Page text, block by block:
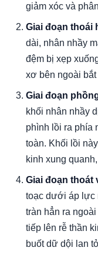
giảm xóc và
Giai đoạn thoái
dài, nhân nhầy
đệm bị xẹp
xơ bên ngoài
Giai đoạn
khối nhân nhầy
phình lồi ra phía
toàn. Khối lồi
kinh xung
Giai đoạn thoát
toạc dưới áp lực
tràn hẳn ra
tiếp lên rễ thần
buốt dữ dội lan